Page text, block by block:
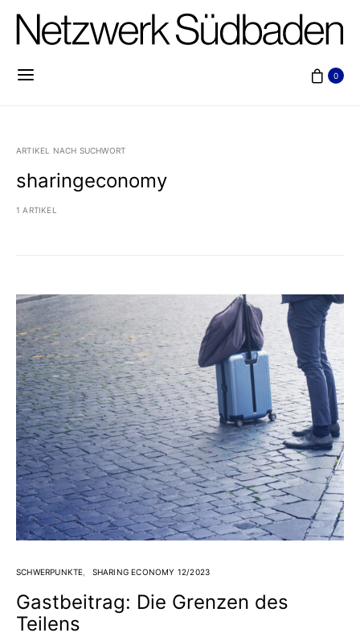
0
ARTIKEL NACH SUCHWORT
sharingeconomy
1 ARTIKEL
SCHWERPUNKTE SHARING ECONOMY 12/2023
Gastbeitrag: Die Grenzen des
Teilens